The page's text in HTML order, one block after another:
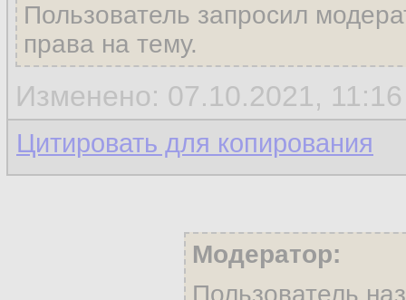
Пользователь запросил
права на тему.
Изменено: 07.10.2021,
Цитировать для копирования
Модератор:
Пользователь